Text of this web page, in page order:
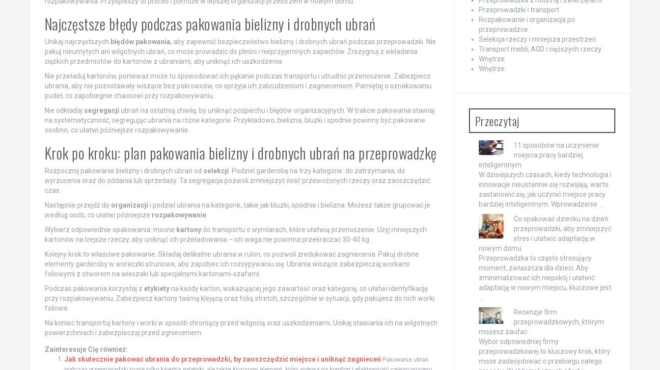
Najczęstsze błędy podczas pakowania bielizny i drobnych ubrań
Unikaj najczęstszych błędów pakowania, aby zapewnić bezpieczeństwo bielizny i drobnych ubrań podczas przeprowadzki. Nie
pakuj nieumytych ani wilgotnych ubrań, co może prowadzić do pleśni i nieprzyjemnych zapachów. Zrezygnuj z wkładania
ciężkich przedmiotów do kartonów z ubraniami, aby uniknąć ich uszkodzenia.
Nie przeładuj kartonów, ponieważ może to spowodować ich pękanie podczas transportu i utrudnić przenoszenie. Zabezpiecz
ubrania, aby nie pozostawały wiszące bez pokrowców, co sprzyja ich zabrudzeniom i zagnieceniom. Pamiętaj o oznakowaniu
pudeł, co zapobiegnie chaosowi przy rozpakowywaniu.
Nie odkładaj segregacji ubrań na ostatnią chwilę, by uniknąć pośpiechu i błędów organizacyjnych. W trakcie pakowania stawiaj
na systematyczność, segregując ubrania na różne kategorie. Przykładowo, bielizna, bluzki i spodnie powinny być pakowane
osobno, co ułatwi późniejsze rozpakowywanie.
Krok po kroku: plan pakowania bielizny i drobnych ubrań na przeprowadzkę
Rozpocznij pakowanie bielizny i drobnych ubrań od selekcji . Podziel garderobę na trzy kategorie: do zatrzymania, do
wyrzucenia oraz do oddania lub sprzedaży. Ta segregacja pozwoli zmniejszyć ilość przewożonych rzeczy oraz zaoszczędzić
czas.
Następnie przejdź do organizacji i podziel ubrania na kategorie, takie jak bluzki, spodnie i bielizna. Możesz także grupować je
według osób, co ułatwi późniejsze rozpakowywanie.
Wybierz odpowiednie opakowania: mocne kartonydo transportu o wymiarach, które ułatwią przenoszenie. Użyj mniejszych
kartonów na lżejsze rzeczy, aby uniknąć ich przeładowania – ich waga nie powinna przekraczać 30-40 kg.
Kolejny krok to właściwe pakowanie. Składaj delikatne ubrania w rulon, co pozwoli zredukować zagniecenia. Pakuj drobne
elementy garderoby w woreczki strunowe, aby zapobiec ich rozsypywaniu się. Ubrania wiszące zabezpieczaj workami
foliowymi z otworem na wieszaki lub specjalnymi kartonami-szafami.
Podczas pakowania korzystaj z etykietyna każdy karton, wskazującej jego zawartość oraz kategorię, co ułatwi identyfikację
przy rozpakowywaniu. Zabezpiecz kartony taśmą klejącą oraz folią stretch, szczególnie w sytuacji, gdy pakujesz do nich worki
foliowe.
Na koniec transportuj kartony i worki w sposób chroniący przed wilgocią oraz uszkodzeniami. Unikaj stawiania ich na wilgotnych
powierzchniach i zabezpieczaj przed zgnieceniem.
Zainteresuje Cię również:
Jak skutecznie pakować ubrania do przeprowadzki, by zaoszczędzić miejsce i uniknąć zagnieceń Pakowanie ubrań
Przeprowadzki i transport
Rozpakowanie i organizacja po
przeprowadzce
Selekcja rzeczy i mniejsza przestrzeń
Transport mebli, AGD i cięższych rzeczy
Wnętrze
Wnętrze
Przeczytaj
11 sposobów na uczynienie
miejsca pracy bardziej
inteligentnym
W dzisiejszych czasach, kiedy technologia i
innowacje nieustannie się rozwijają, warto
zastanowić się, jak uczynić miejsce pracy
bardziej inteligentnym. Wprowadzenie …
Co spakować dziecku na dzień
przeprowadzki, aby zmniejszyć
stres i ułatwić adaptację w
nowym domu
Przeprowadzka to często stresujący
moment, zwłaszcza dla dzieci. Aby
zminimalizować ich niepokój i ułatwić
adaptację w nowym miejscu, kluczowe jest
…
Recenzje firm
przeprowadzkowych, którym
możesz zaufać
Wybór odpowiedniej firmy
przeprowadzkowej to kluczowy krok, który
może zadecydować o przebiegu całego